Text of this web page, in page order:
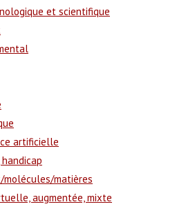
et scientifique
artificielle
molécules/matières
augmentée, mixte